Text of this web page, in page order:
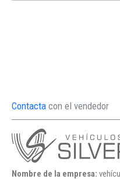
Contacta con el vendedor
Nombre de la empresa: